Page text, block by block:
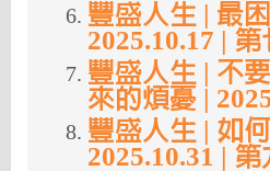
豐盛人生 | 最
2025.10.17 |
豐盛人生 | 不
來的煩憂 |
豐盛人生 | 如
2025.10.31 |